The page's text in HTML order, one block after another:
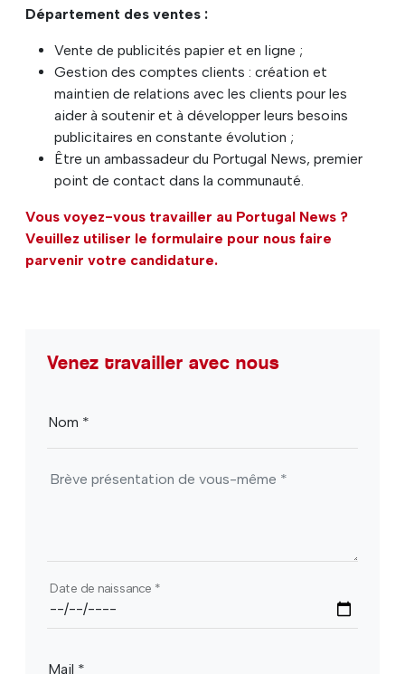
Département des ventes :
Vente de publicités papier et en ligne ;
Gestion des comptes clients : création et
maintien de relations avec les clients pour les
aider à soutenir et à développer leurs besoins
publicitaires en constante évolution ;
Être un ambassadeur du Portugal News, premier
point de contact dans la communauté.
Vous voyez-vous travailler au Portugal News ?
Veuillez utiliser le formulaire pour nous faire
parvenir votre candidature.
Venez travailler avec nous
Nom *
Date de naissance *
Mail *